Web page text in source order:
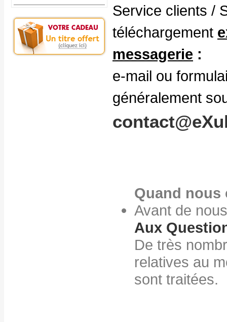
Service clients /
téléchargement
messagerie :
e-mail ou
généralement
Quand nous
Avant de
Aux
De très
relatives au
sont traitées.